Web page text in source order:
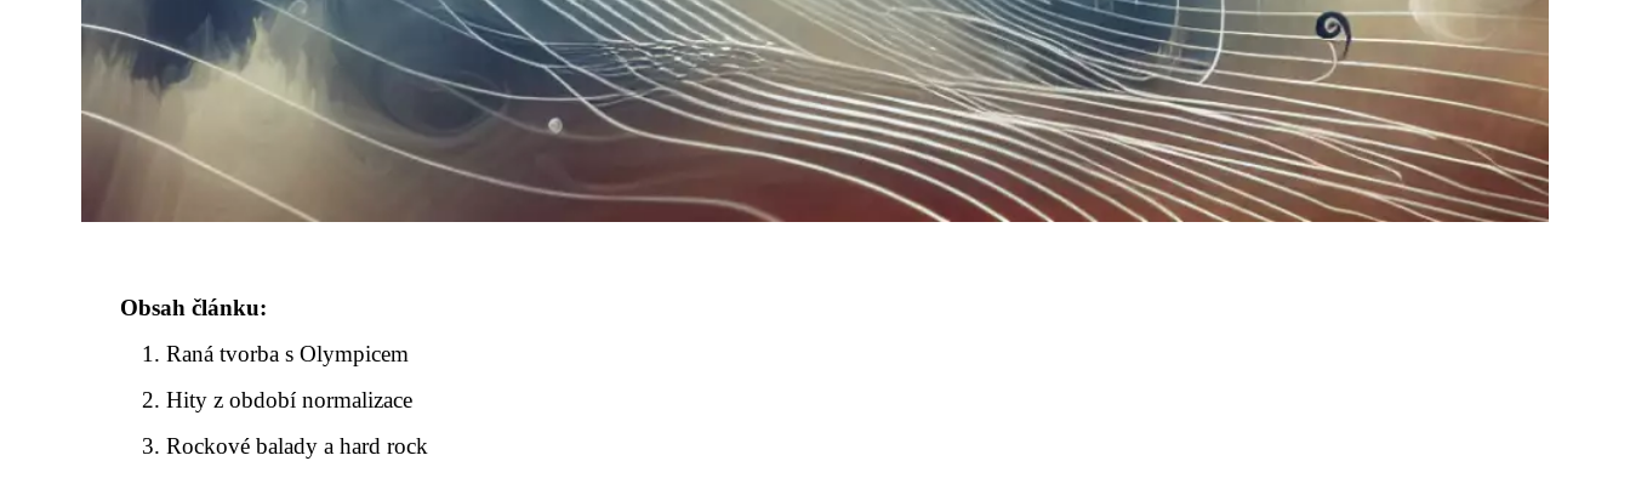
Obsah článku:
Raná tvorba s Olympicem
Hity z období normalizace
Rockové balady a hard rock